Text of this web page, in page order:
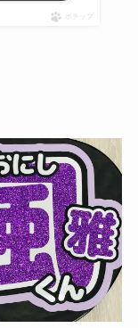
ポチップ